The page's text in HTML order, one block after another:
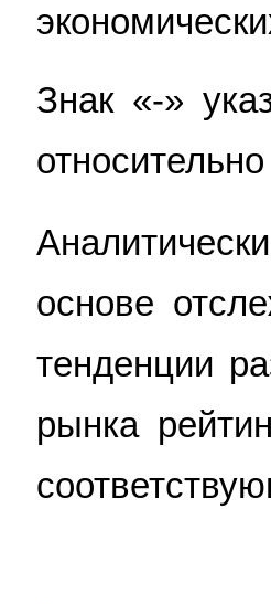
Знак «-»
основе
тенденции
рынка